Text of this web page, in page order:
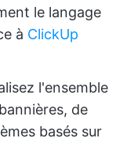
le langage
à ClickUp
l'ensemble
de
basés sur